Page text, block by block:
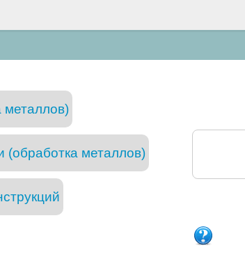
металлов)
(обработка металлов)